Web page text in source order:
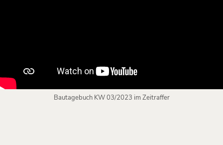
Bautagebuch KW 03/2023 im Zeitraffer